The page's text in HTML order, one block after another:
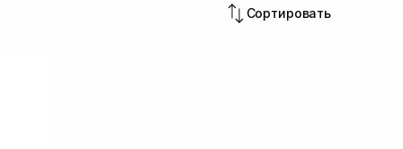
Сортировать